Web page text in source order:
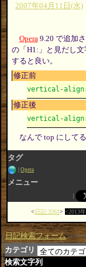
2007年04月11日(水)
Opera9.20 で追加
の「H1:」と見だし
すると良い。
修正前
vertical-
修正後
vertical-
なんで top にして
タグ
Opera
メニュー
日記:3261 2013
日記検索フォーム
カテゴリ
検索文字列